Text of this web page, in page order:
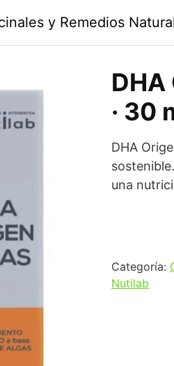
y Remedios
DHA
· 30
DHA
una
Categoría:
Nutilab